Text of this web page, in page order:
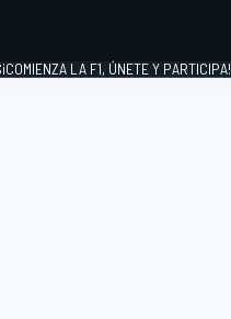
¡COMIENZA LA F1, ÚNETE Y PARTICIPA!